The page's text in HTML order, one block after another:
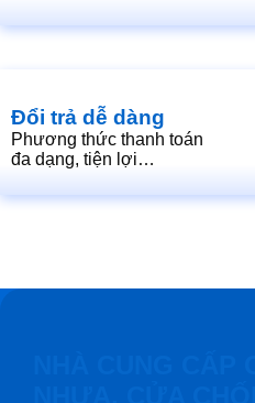
Đổi trả dễ dàng
Phương thức thanh toán
đa dạng, tiện lợi…